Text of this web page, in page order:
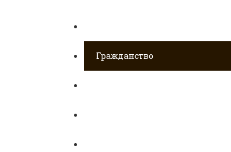
Гражданство